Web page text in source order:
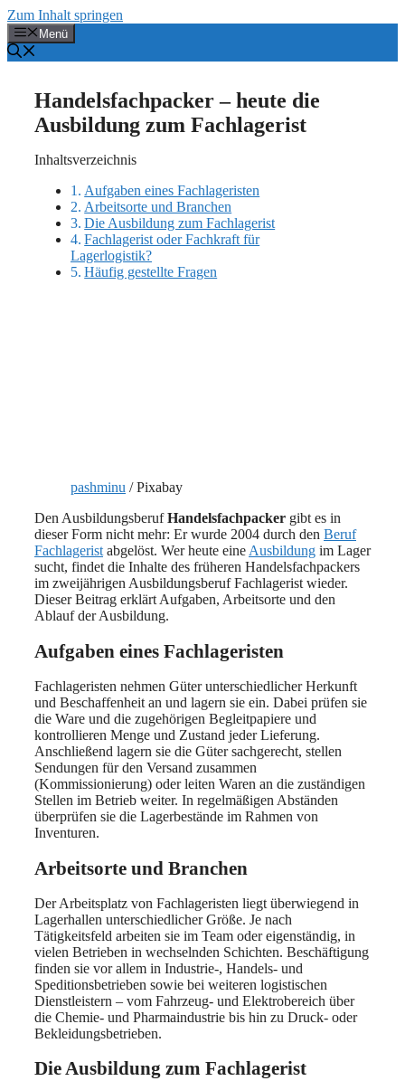
Zum Inhalt springen
Menü
Handelsfachpacker – heute die
Ausbildung zum Fachlagerist
Inhaltsverzeichnis
Aufgaben eines Fachlageristen
Arbeitsorte und Branchen
Die Ausbildung zum Fachlagerist
Fachlagerist oder Fachkraft für
Lagerlogistik?
Häufig gestellte Fragen
pashminu / Pixabay
Den AusbildungsberufHandelsfachpacker gibt es in
dieser Form nicht mehr: Er wurde 2004 durch den Beruf
Fachlagerist abgelöst. Wer heute eine Ausbildung im Lager
sucht, findet die Inhalte des früheren Handelsfachpackers
im zweijährigen Ausbildungsberuf Fachlagerist wieder.
Dieser Beitrag erklärt Aufgaben, Arbeitsorte und den
Ablauf der Ausbildung.
Aufgaben eines Fachlageristen
Fachlageristen nehmen Güter unterschiedlicher Herkunft
und Beschaffenheit an und lagern sie ein. Dabei prüfen sie
die Ware und die zugehörigen Begleitpapiere und
kontrollieren Menge und Zustand jeder Lieferung.
Anschließend lagern sie die Güter sachgerecht, stellen
Sendungen für den Versand zusammen
(Kommissionierung) oder leiten Waren an die zuständigen
Stellen im Betrieb weiter. In regelmäßigen Abständen
überprüfen sie die Lagerbestände im Rahmen von
Inventuren.
Arbeitsorte und Branchen
Der Arbeitsplatz von Fachlageristen liegt überwiegend in
Lagerhallen unterschiedlicher Größe. Je nach
Tätigkeitsfeld arbeiten sie im Team oder eigenständig, in
vielen Betrieben in wechselnden Schichten. Beschäftigung
finden sie vor allem in Industrie-, Handels- und
Speditionsbetrieben sowie bei weiteren logistischen
Dienstleistern – vom Fahrzeug- und Elektrobereich über
die Chemie- und Pharmaindustrie bis hin zu Druck- oder
Bekleidungsbetrieben.
Die Ausbildung zum Fachlagerist